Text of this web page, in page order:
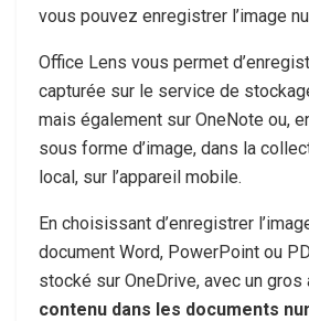
vous pouvez enregistrer l’image
Office Lens vous permet
capturée sur le service de
mais également sur OneNote ou,
sous forme d’image, dans la
local, sur l’appareil mobile.
En choisissant d’enregistrer
document Word, PowerPoint ou
stocké sur OneDrive, avec un gros
contenu dans les documents